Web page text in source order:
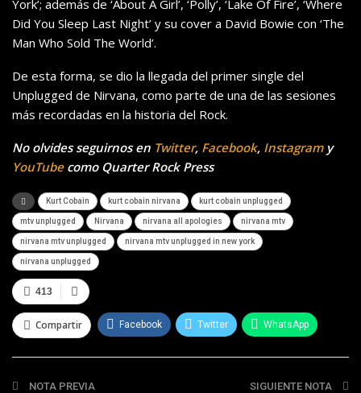
York’; además de ‘About A Girl’, ‘Polly’, ‘Lake Of Fire’, ‘Where
Did You Sleep Last Night’ y su cover a David Bowie con ‘The
Man Who Sold The World’.
De esta forma, se dio la llegada del primer single del
Unplugged de Nirvana, como parte de una de las sesiones
más recordadas en la historia del Rock.
No olvides seguirnos en Twitter, Facebook, Instagramy
YouTubecomo Quarter Rock Press
Kurt Cobain kurt cobain nirvana kurt cobain unplugged
mtv unplugged Nirvana nirvana all apologies nirvana mtv
nirvana mtv unplugged nirvana mtv unplugged in new york
nirvana unplugged
413
Compartir Facebook Twitter WhatsApp
Telegram
NOTA PREVIA SIGUIENTE NOTA